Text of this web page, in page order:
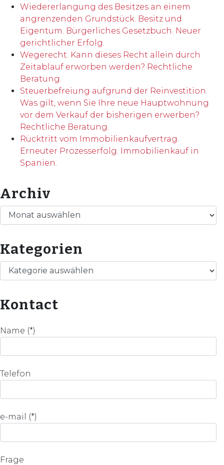
Wiedererlangung des Besitzes an einem
angrenzenden Grundstück. Besitz und
Eigentum. Bürgerliches Gesetzbuch. Neuer
gerichtlicher Erfolg.
Wegerecht. Kann dieses Recht allein durch
Zeitablauf erworben werden? Rechtliche
Beratung.
Steuerbefreiung aufgrund der Reinvestition.
Was gilt, wenn Sie Ihre neue Hauptwohnung
vor dem Verkauf der bisherigen erwerben?
Rechtliche Beratung.
Rücktritt vom Immobilienkaufvertrag.
Erneuter Prozesserfolg. Immobilienkauf in
Spanien.
Archiv
Archiv
Kategorien
Kategorien
Kontact
Name (*)
Telefon
e-mail (*)
Frage